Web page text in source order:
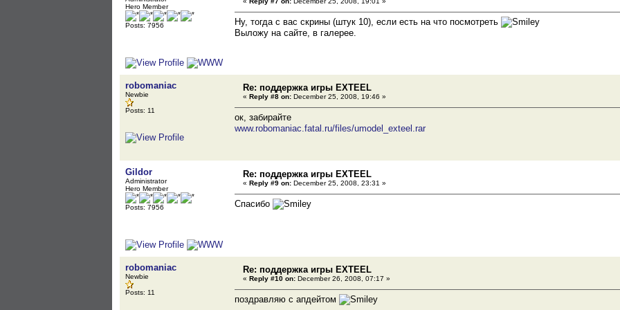
Hero Member
Posts: 7956
Ну, тогда с вас скрины (штук 10), если есть на что посмотреть
Выложу на сайте, в галерее.
robomaniac
Newbie
Posts: 11
Re: поддержка игры EXTEEL
« Reply #8 on: December 25, 2008, 19:46 »
ок, забирайте
www.robomaniac.fatal.ru/files/umodel_exteel.rar
Gildor
Administrator
Hero Member
Posts: 7956
Re: поддержка игры EXTEEL
« Reply #9 on: December 25, 2008, 23:31 »
Спасибо
robomaniac
Newbie
Posts: 11
Re: поддержка игры EXTEEL
« Reply #10 on: December 26, 2008, 07:17 »
поздравляю с апдейтом